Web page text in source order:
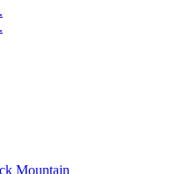
Mountain